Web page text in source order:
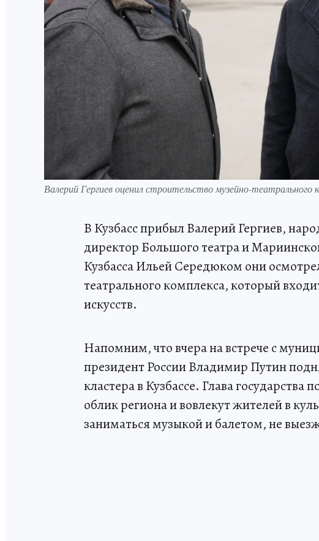
Валерий Гергиев оценил строительство музейно-театрального
В Кузбасс прибыл Валерий Гергиев,
директор Большого театра и
Кузбасса Ильей Середюком они
театрального комплекса, который
искусств.
Напомним, что вчера на встрече с
президент России Владимир Путин
кластера в Кузбассе. Глава
облик региона и вовлекут жителей в
заниматься музыкой и балетом, не